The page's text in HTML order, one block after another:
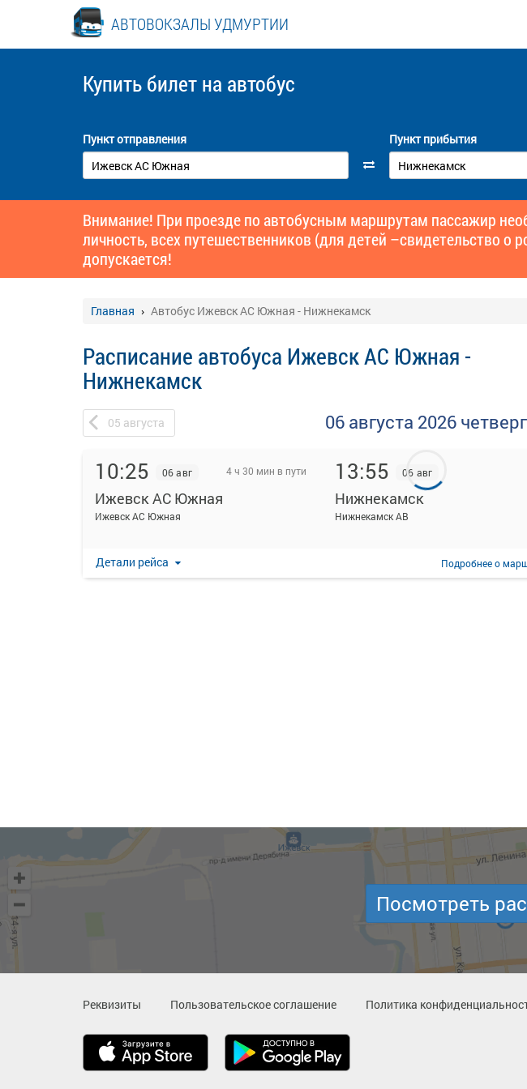
АВТОВОКЗАЛЫ УДМУРТИИ
Купить билет на автобус
Пункт отправления Пункт прибытия
Внимание! При проезде по автобусным маршрутам пассажир
личность, всех путешественников (для детей –свидетельство о
допускается!
Главная Автобус Ижевск АС Южная - Нижнекамск
Расписание автобуса Ижевск АС Южная -
Нижнекамск
05 августа 06 августа 2026 четверг
10:25 06 авг 4 ч 30 мин в пути
Ижевск АС Южная
Ижевск АС Южная
13:55 06 авг
Нижнекамск
Нижнекамск АВ
Детали рейса Подробнеео
Посмотреть
Реквизиты Пользовательское соглашение Политика